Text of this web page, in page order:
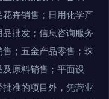
卉销售；日用化学产
批发；信息咨询服务
售；五金产品零售；珠
原料销售；平面设
准的项目外，凭营业